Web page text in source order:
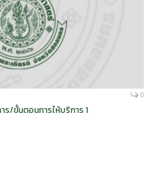
0
ร/ขั้นตอนการให้บริการ 1